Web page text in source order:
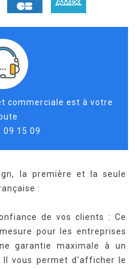
commerciale est à votre
09 15 09
la première et la seule
:
de vos clients : Ce
pour les entreprises
garantie maximale à un
Il vous permet d'afficher le